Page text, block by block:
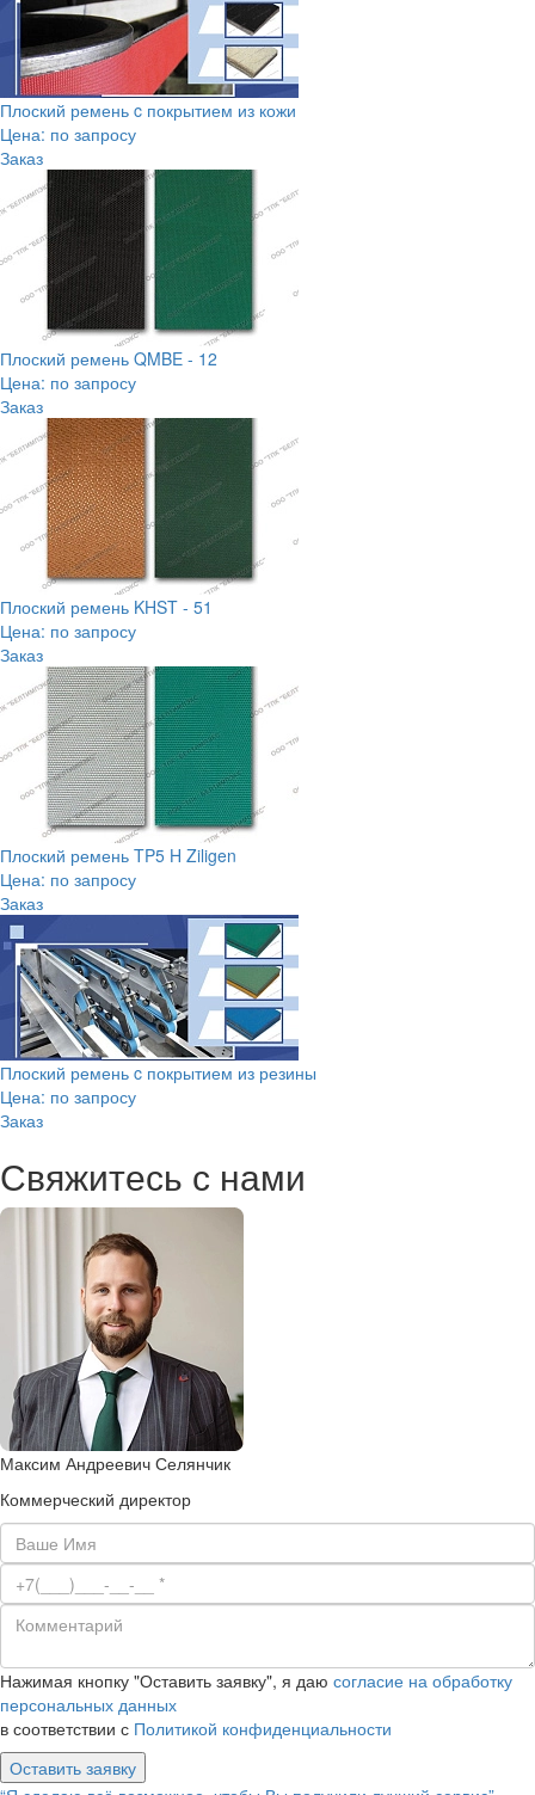
Плоский ремень c покрытием из кожи
Цена: по запросу
Заказ
Плоский ремень QMBE - 12
Цена: по запросу
Заказ
Плоский ремень KHST - 51
Цена: по запросу
Заказ
Плоский ремень TP5 H Ziligen
Цена: по запросу
Заказ
Плоский ремень c покрытием из резины
Цена: по запросу
Заказ
Свяжитесь с нами
Максим Андреевич Селянчик
Коммерческий директор
Нажимая кнопку "Оставить заявку", я даю согласие на обработку
персональных данных
в соответствии с Политикой конфиденциальности
Оставить заявку